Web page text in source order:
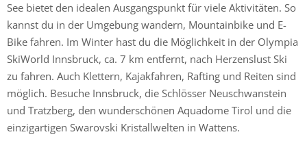
See bietet den idealen Ausgangspunkt für viele Aktivitäten. So
kannst du in der Umgebung wandern, Mountainbike und E-
Bike fahren. Im Winter hast du die Möglichkeit in der Olympia
SkiWorld Innsbruck, ca. 7 km entfernt, nach Herzenslust Ski
zu fahren. Auch Klettern, Kajakfahren, Rafting und Reiten sind
möglich. Besuche Innsbruck, die Schlösser Neuschwanstein
und Tratzberg, den wunderschönen Aquadome Tirol und die
einzigartigen Swarovski Kristallwelten in Wattens.